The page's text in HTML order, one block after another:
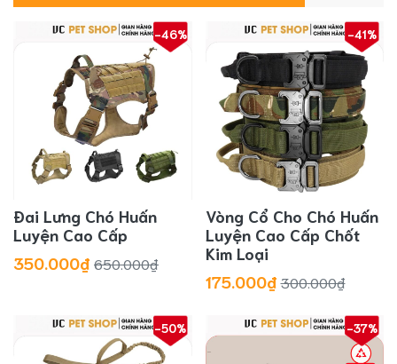
-46%
Đai Lưng Chó Huấn
Luyện Cao Cấp
350.000₫ 650.000₫
-41%
Vòng Cổ Cho Chó Huấn
Luyện Cao Cấp Chốt
Kim Loại
175.000₫ 300.000₫
-50% -37%